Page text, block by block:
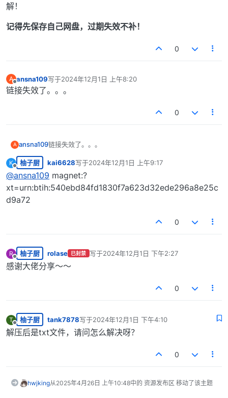
解！
记得先保存自己网盘，过期失效不补！
0
A
离线
ansna109写于2024年12月1日 上午8:20
最后由 编辑
链接失效了。。。
0
A ansna109链接失效了。。。
K
离线
柚子厨 kai6628写于2024年12月1日 上午9:17
最后由 编辑
@ansna109 magnet:?
xt=urn:btih:540ebd84fd1830f7a623d32ede296a8e25c
d9a72
0
R
离线
柚子厨 rolase 已封禁 写于2024年12月1日 下午2:27
最后由 编辑
感谢大佬分享～～
0
T
离线
柚子厨 tank7878写于2024年12月1日 下午4:10
最后由 编辑
解压后是txt文件，请问怎么解决呀？
0
hwjking从2025年4月26日 上午10:48中的 资源发布区 移动了该主题